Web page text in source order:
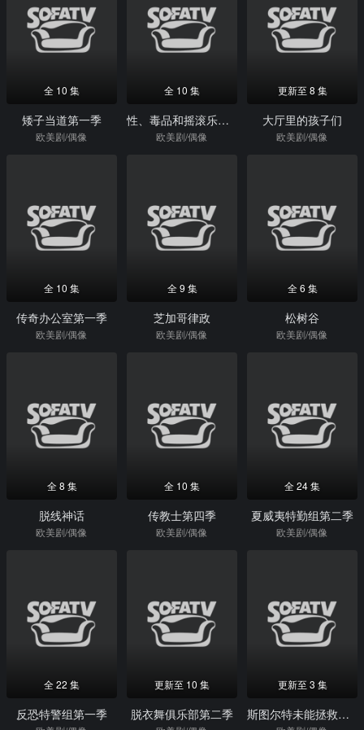
全 10 集
矮子当道第一季
欧美剧/偶像
全 10 集
性、毒品和摇滚乐第一季
欧美剧/偶像
更新至 8 集
大厅里的孩子们
欧美剧/偶像
全 10 集
传奇办公室第一季
欧美剧/偶像
全 9 集
芝加哥律政
欧美剧/偶像
全 6 集
松树谷
欧美剧/偶像
全 8 集
脱线神话
欧美剧/偶像
全 10 集
传教士第四季
欧美剧/偶像
全 24 集
夏威夷特勤组第二季
欧美剧/偶像
全 22 集
反恐特警组第一季
更新至 10 集
脱衣舞俱乐部第二季
更新至 3 集
斯图尔特未能拯救宇宙